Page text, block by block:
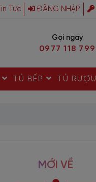
Tin Tức ĐĂNG NHẬP
Gọi ngay
0977 118 799
TỦ BẾP TỦ RƯỢU
MỚI VỀ